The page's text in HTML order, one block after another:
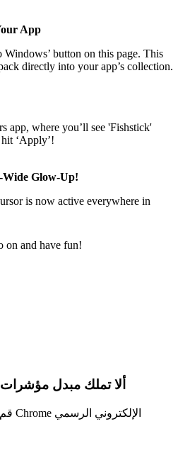
App
Windows’ button on this page. This
directly into your app’s collection.
app, where you’ll see 'Fishstick'
‘Apply’!
Wide Glow-Up!
is now active everywhere in
on and have fun!
ألا تملك مبدل
قم بتثبيته الآن مجانًا من متجر Chrome الإلكتروني الرسمي